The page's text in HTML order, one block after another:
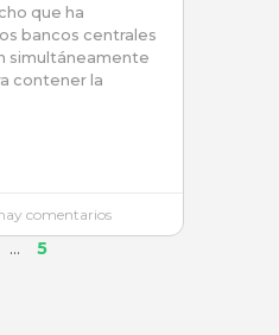
que ha
bancos centrales
simultáneamente
contener la
comentarios
… 5